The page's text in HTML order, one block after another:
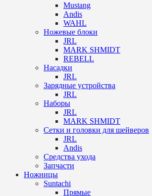
Mustang
Andis
WAHL
Ножевые блоки
JRL
MARK SHMIDT
REBELL
Насадки
JRL
Зарядные устройства
JRL
Наборы
JRL
MARK SHMIDT
Сетки и головки для шейверов
JRL
Andis
Средства ухода
Запчасти
Ножницы
Suntachi
Прямые